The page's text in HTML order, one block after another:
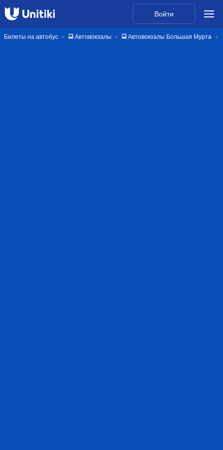
Войти
Билеты на автобус 🚍 Автовокзалы 🚍 Автовокзалы Большая Мурта